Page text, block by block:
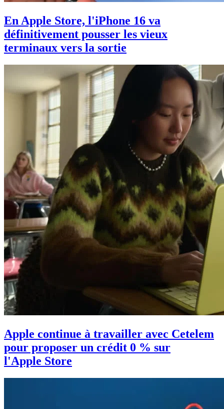
En Apple Store, l'iPhone 16 va
définitivement pousser les vieux
terminaux vers la sortie
Apple continue à travailler avec Cetelem
pour proposer un crédit 0 % sur
l'Apple Store